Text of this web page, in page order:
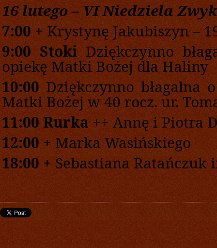
16 lutego – VINiedziela
7:00 + Krystynę Jakubiszyn –
9:00 Stoki Dziękczynno
opiekę Matki Bożej dla Haliny
10:00 Dziękczynno błagalna
Matki Bożej w 40 rocz. ur.
11:00 Rurka ++ Annę i Piotra
12:00+ Marka Wasińskiego
18:00 + Sebastiana Ratańczuk